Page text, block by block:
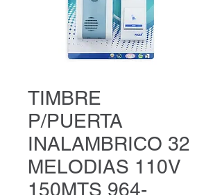
TIMBRE
P/PUERTA
INALAMBRICO 32
MELODIAS 110V
150MTS 964-